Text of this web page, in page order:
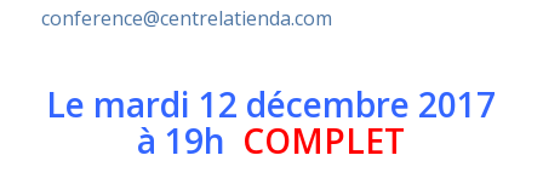
conference@centrelatienda.com
Le mardi 12 décembre 2017
à 19h COMPLET